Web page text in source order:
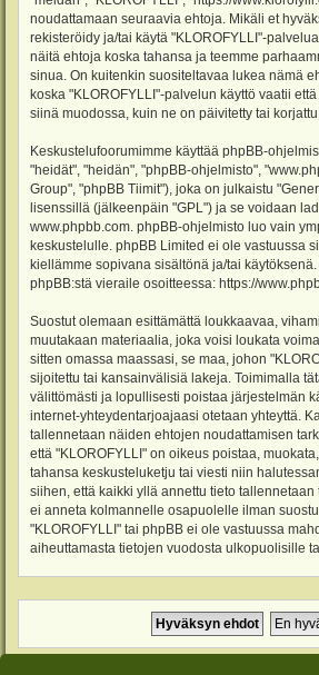
noudattamaan seuraavia ehtoja. Mikäli et
rekisteröidy ja/tai käytä "KLOROFYLLI"-
näitä ehtoja koska tahansa ja teemme
sinua. On kuitenkin suositeltavaa lukea nämä
koska "KLOROFYLLI"-palvelun käyttö vaatii
siinä muodossa, kuin ne on päivitetty tai korjattu.
Keskustelufoorumimme käyttää phpBB-
"heidät", "heidän", "phpBB-ohjelmisto",
Group", "phpBB Tiimit"), joka on julkaistu "
lisenssillä (jälkeenpäin "GPL") ja se voidaan
www.phpbb.com . phpBB-ohjelmisto luo vain
keskustelulle. phpBB Limited ei ole vastuussa
kiellämme sopivana sisältönä ja/tai
phpBB:stä vieraile osoitteessa: https://
Suostut olemaan esittämättä loukkaavaa,
muutakaan materiaalia, joka voisi loukata
sitten omassa maassasi, se maa, johon
sijoitettu tai kansainvälisiä lakeja. Toimimalla
välittömästi ja lopullisesti poistaa järjestelmän
internet-yhteydentarjoajaasi otetaan yhteyttä.
tallennetaan näiden ehtojen noudattamisen
että "KLOROFYLLI" on oikeus poistaa,
tahansa keskusteluketju tai viesti niin
siihen, että kaikki yllä annettu tieto tallennetaan
ei anneta kolmannelle osapuolelle ilman
"KLOROFYLLI" tai phpBB ei ole vastuussa
aiheuttamasta tietojen vuodosta ulkopuolisille